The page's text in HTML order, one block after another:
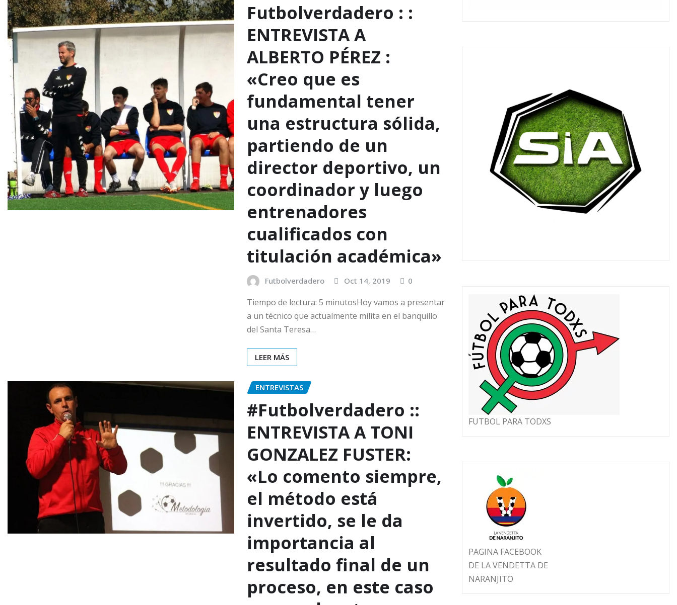
Futbolverdadero : :
ENTREVISTA A
ALBERTO PÉREZ :
«Creo que es
fundamental tener
una estructura sólida,
partiendo de un
director deportivo, un
coordinador y luego
entrenadores
cualificados con
titulación académica»
Futbolverdadero Oct 14, 2019 0
Tiempo de lectura: 5 minutosHoy vamos a presentar
a un técnico que actualmente milita en el banquillo
del Santa Teresa…
LEER MÁS
ENTREVISTAS
#Futbolverdadero ::
ENTREVISTA A TONI
GONZALEZ FUSTER:
«Lo comento siempre,
el método está
invertido, se le da
importancia al
resultado final de un
proceso, en este caso
FUTBOL PARA TODXS
PAGINA FACEBOOK
DE LA VENDETTA DE
NARANJITO